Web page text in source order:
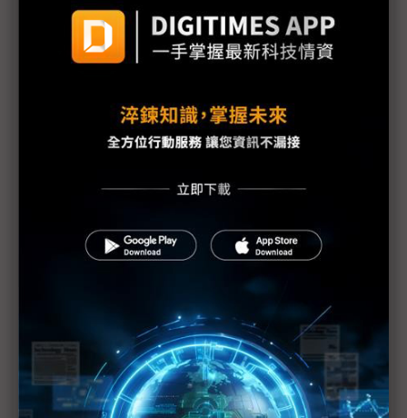
量子密鑰海嘯來襲 AI行為偵測成資安生死救贖
駭客特製數位迷魂湯 金融業AI機器人陷集體倒戈危
to fight AI with AI
資安界的掃地機器人 奧義賽博成半導體廠資安通行
從EDR到無人機反制 奧義賽博以「AI防禦三箭」築
起數位長城
以AI防禦AI 奧義賽博揭秘「零干預」資安黑科技